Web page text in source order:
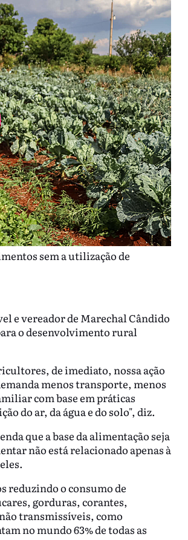
sem a utilização de
e vereador de Marechal Cândido
o desenvolvimento rural
de imediato, nossa ação
menos transporte, menos
com base em práticas
do ar, da água e do solo", diz.
que a base da alimentação seja
não está relacionado apenas à
reduzindo o consumo de
gorduras, corantes,
transmissíveis, como
no mundo 63% de todas as